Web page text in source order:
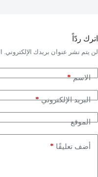
اترك ردّاً
لن يتم نشر عنوان بريدك الإلكتروني.
الاسم*
البريد الإلكتروني*
الموقع
أضف تعليقًا *